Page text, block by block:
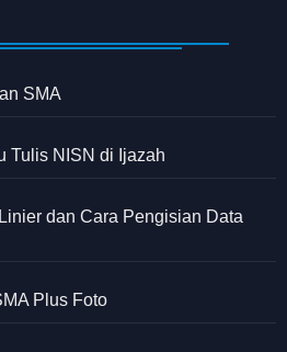
SMA
Tulis NISN di Ijazah
dan Cara Pengisian Data
Plus Foto